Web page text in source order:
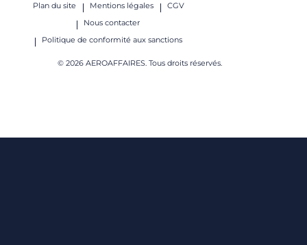
Plan du site Mentions légales
CGV
Nous contacter
Politique de conformité aux sanctions
© 2026 AEROAFFAIRES. Tous droits réservés.